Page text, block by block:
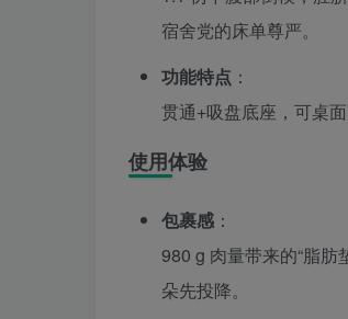
宿舍党的床单尊严。
功能特点 ：
贯通+吸盘底座，可桌
使用体验
包裹感 ：
980 g 肉量带来的“脂肪
朵先投降。